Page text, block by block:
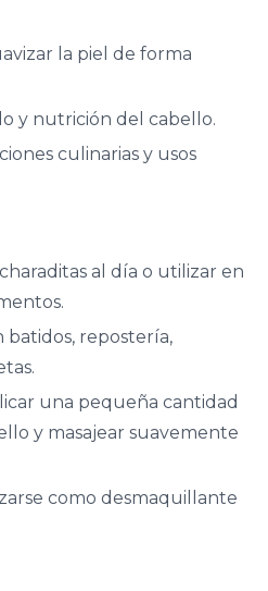
la piel de forma
y nutrición del cabello.
culinarias y usos
al día o utilizar en
repostería,
una pequeña cantidad
y masajear suavemente
como desmaquillante